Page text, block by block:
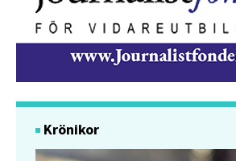
Krönikor